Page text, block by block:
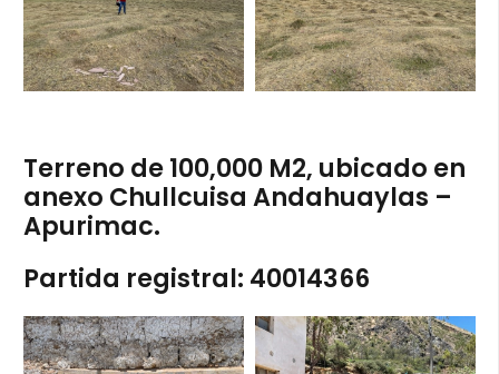
Terreno de 100,000 M2, ubicado en
anexo Chullcuisa Andahuaylas –
Apurimac.
Partida registral: 40014366